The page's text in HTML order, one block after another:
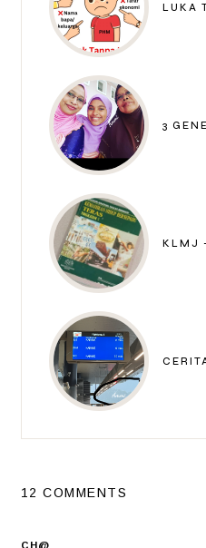
LUKA
3
KLMJ
12 COMMENTS
CH@